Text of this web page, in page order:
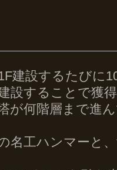
建設するたびに
設することで獲
が何階層まで進
名工ハンマーと